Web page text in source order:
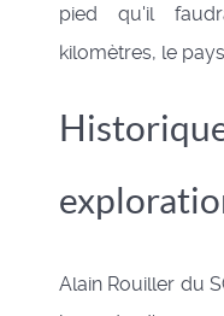
pied qu'il
kilomètres, le
Alain Rouiller du